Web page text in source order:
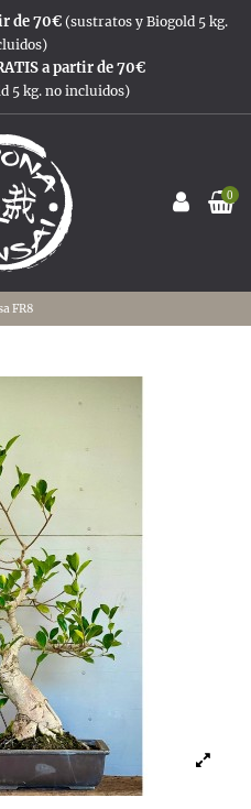
de 70€ (sustratos y Biogold 5 kg.
a partir de 70€
5 kg. no incluidos)
0
FR8